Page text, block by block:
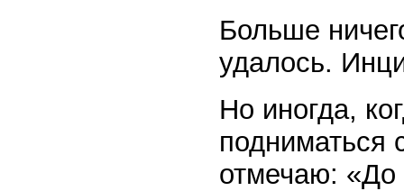
Больше
удалось.
Но иногда,
подниматься
отмечаю: «До